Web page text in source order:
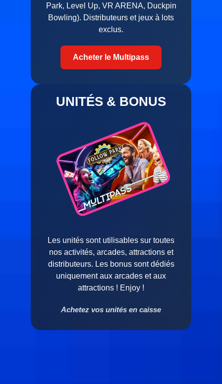
Park, Level Up, VR ARENA, Duckpin
Bowling). Distributeurs et jeux à lots
exclus.
Acheter le Multipass
UNITÉS & BONUS
Les unités sont utilisables sur toutes
nos activités, arcades, attractions et
distributeurs. Les bonus sont dédiés
uniquement aux arcades et aux
attractions ! Enjoy !
Achetez vos unités en caisse